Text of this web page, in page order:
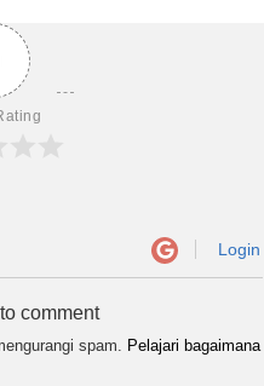
Login
comment
spam.
Pelajari bagaimana